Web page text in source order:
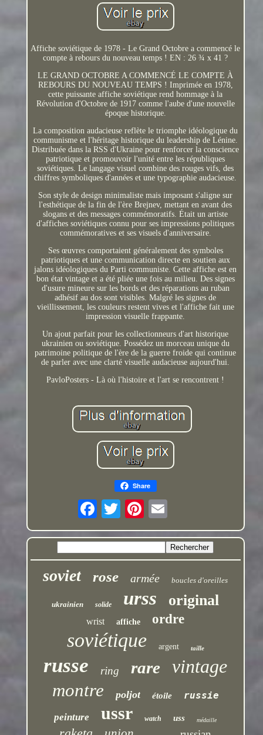
Affiche soviétique de 1978 - Le Grand Octobre a commencé le
compte à rebours du nouveau temps ! EN : 26 ¾ x 41 ?
LE GRAND OCTOBRE A COMMENCÉ LE COMPTE À
REBOURS DU NOUVEAU TEMPS ! Imprimée en 1978,
cette puissante affiche soviétique rend hommage à la
Révolution d'Octobre de 1917 comme l'aube d'une nouvelle
époque historique.
La composition audacieuse reflète le triomphe idéologique du
communisme et l'héritage historique du leadership de Lénine.
Distribuée dans la RSS d'Ukraine pour renforcer la conscience
patriotique et promouvoir l'unité entre les républiques
soviétiques. Le langage visuel combine des rouges vifs, des
chiffres symboliques d'années et une typographie audacieuse.
Son style de design minimaliste mais imposant s'aligne sur
l'esthétique de la fin de l'ère Brejnev, mettant en avant des
slogans et des messages commémoratifs. Était un artiste
d'affiches soviétiques connu pour ses impressions politiques
commémoratives et ses visuels d'anniversaire.
Ses œuvres comportaient généralement des symboles
patriotiques et une communication directe en soutien aux
jalons idéologiques du Parti communiste. Cette affiche est en
bon état vintage et a été pliée une fois au milieu. Des signes
d'usure mineure sur les bords et des réparations au ruban
adhésif au dos sont visibles. Malgré les signes de
vieillissement, les couleurs restent vives et l'affiche fait une
impression visuelle frappante.
Un ajout parfait pour les collectionneurs d'art historique
ukrainien ou soviétique. Possédez un morceau unique du
patrimoine politique de l'ère de la guerre froide qui continue
de parler avec une clarté visuelle audacieuse aujourd'hui.
PavloPosters - Là où l'histoire et l'art se rencontrent !
Share
soviet rose armée boucles d'oreilles
ukrainien solide urss original
wrist affiche ordre
soviétique argent taille
russe ring rare vintage
montre poljot étoile
russie
peinture
ussr watch uss médaille